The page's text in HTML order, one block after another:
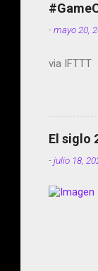
-mayo 20,
via IFTTT
El siglo
-julio 18,